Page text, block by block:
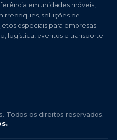
em unidades móveis,
soluções de
especiais para empresas,
logística, eventos e transporte
Todos os direitos reservados.